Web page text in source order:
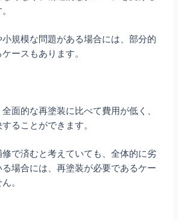
規模な問題がある場合には、部分的
ースもあります。
面的な再塗装に比べて費用が低く、
ることができます。
で済むと考えていても、全体的に劣
場合には、再塗装が必要であるケー
。